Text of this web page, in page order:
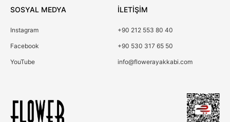
SOSYAL MEDYA
Instagram
Facebook
YouTube
İLETİŞİM
+90 212 553 80 40
+90 530 317 65 50
info@flowerayakkabi.com